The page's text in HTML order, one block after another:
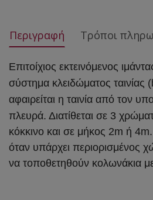
Περιγραφή Τρόποι
Επιτοίχιος εκτεινόμενος
σύστημα κλειδώματος
αφαιρείται η ταινία από τον
πλευρά. Διατίθεται σε 3
κόκκινο και σε μήκος 2m ή
όταν υπάρχει περιορισμένος
να τοποθετηθούν κολωνάκια